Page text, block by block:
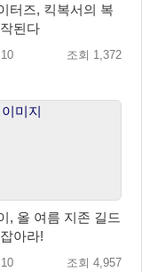
터즈, 킥복서의 복
된다
조회 1,372
, 올 여름 지존 길드
아라!
조회 4,957